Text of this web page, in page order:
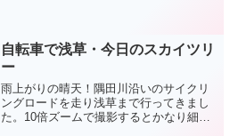
自転車で浅草・今日のスカイツリ
ー
雨上がりの晴天！隅田川沿いのサイクリ
ングロードを走り浅草まで行ってきまし
た。10倍ズームで撮影するとかなり細か